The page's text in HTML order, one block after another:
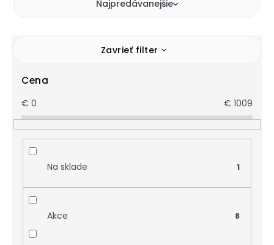
Najpredávanejšie
Zavrieť filter
Cena
€ 0 € 1009
Na sklade 1
Akce 8